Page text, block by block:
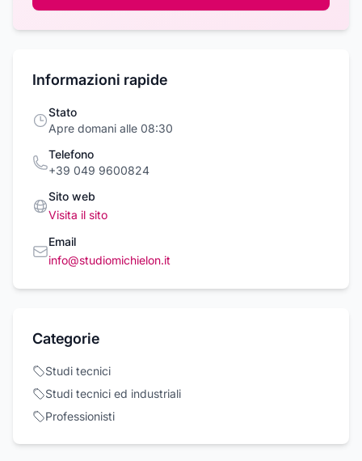
Informazioni rapide
Stato
Apre domani alle 08:30
Telefono
+39 049 9600824
Sito web
Visita il sito
Email
info@studiomichielon.it
Categorie
Studi tecnici
Studi tecnici ed industriali
Professionisti